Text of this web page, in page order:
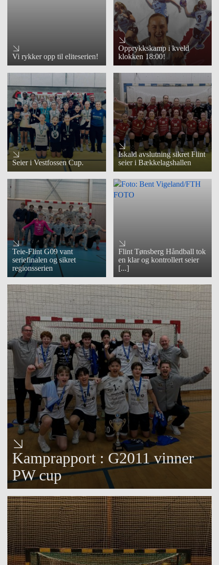
Vi rykker opp til eliteserien!
Opprykkskamp i kveld
klokken 18:00!
Seier i Vestfossen Cup.
Iskald avslutning sikret Flint
seier i Bækkelagshallen
Teie-Flint G09 vant
seriefinalen og sikret
regionsserien
Flint Tønsberg Håndball tok
en klar og kontrollert seier
[...]
Kamprapport : G2011 vinner
PW cup